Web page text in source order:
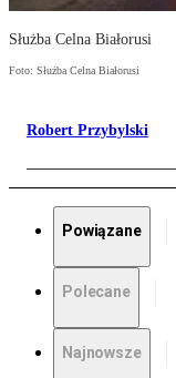
Służba Celna Białorusi
Foto: Służba Celna Białorusi
Robert Przybylski
Powiązane
Polecane
Najnowsze